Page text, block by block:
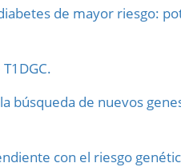
de mayor riesgo:
búsqueda de nuevos
con el riesgo